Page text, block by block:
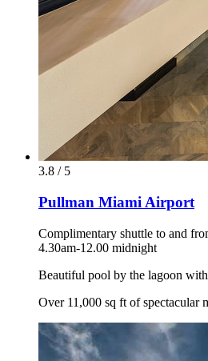
3.8 / 5
Pullman Miami Airport
Complimentary shuttle to and
4.30am-12.00 midnight
Beautiful pool by the lagoon
Over 11,000 sq ft of spectacular